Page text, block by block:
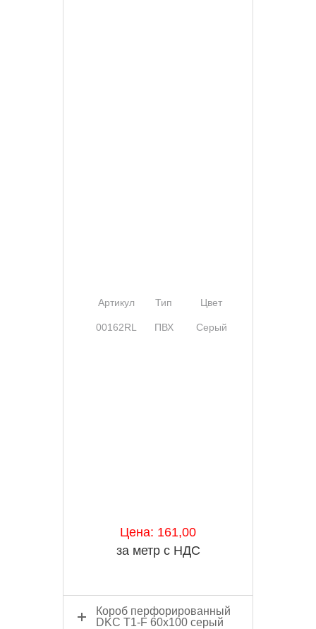
Артикул Тип Цвет
00162RL ПВХ Серый
Цена: 161,00
за метр с НДС
Короб перфорированный
DKC Т1-F 60х100 серый